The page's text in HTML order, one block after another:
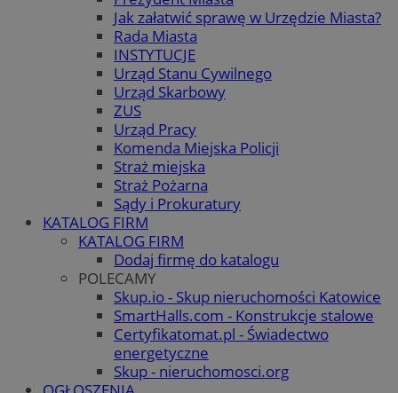
Jak załatwić sprawę w Urzędzie Miasta?
Rada Miasta
INSTYTUCJE
Urząd Stanu Cywilnego
Urząd Skarbowy
ZUS
Urząd Pracy
Komenda Miejska Policji
Straż miejska
Straż Pożarna
Sądy i Prokuratury
KATALOG FIRM
KATALOG FIRM
Dodaj firmę do katalogu
POLECAMY
Skup.io - Skup nieruchomości Katowice
SmartHalls.com - Konstrukcje stalowe
Certyfikatomat.pl - Świadectwo
energetyczne
Skup - nieruchomosci.org